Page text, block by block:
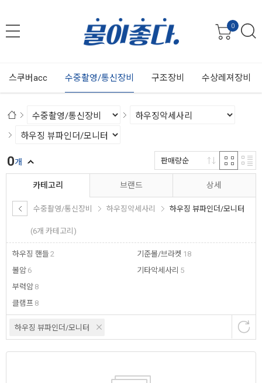
0
스쿠버acc 수중촬영/통신장비 구조장비 수상레져장비
카테고리
수중촬영/통신장비 하우징악세사리 하우징 뷰파인더/모니터
(6개 카테고리)
하우징 핸들 2
볼암 6
부력암 8
클램프 8
기준볼/브라켓 18
기타악세사리 5
브랜드 상세
하우징 뷰파인더/모니터
0개 판매량순